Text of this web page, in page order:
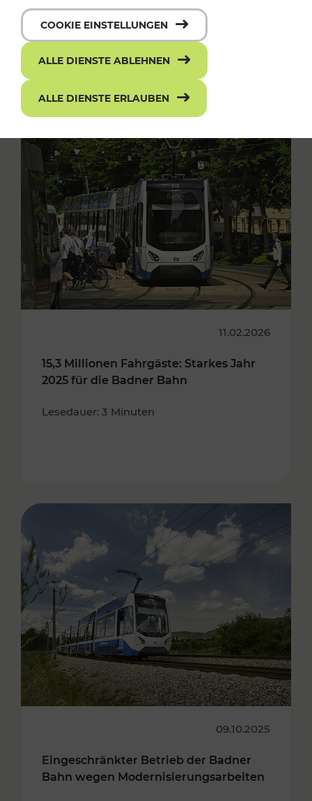
11.02.2026
15,3 Millionen Fahrgäste: Starkes Jahr
2025 für die Badner Bahn
Lesedauer: 3 Minuten
09.10.2025
Eingeschränkter Betrieb der Badner
Bahn wegen Modernisierungsarbeiten
COOKIE EINSTELLUNGEN
ALLE DIENSTE ABLEHNEN
ALLE DIENSTE ERLAUBEN